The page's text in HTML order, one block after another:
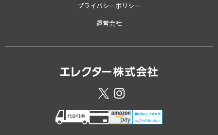
プライバシーポリシー
運営会社